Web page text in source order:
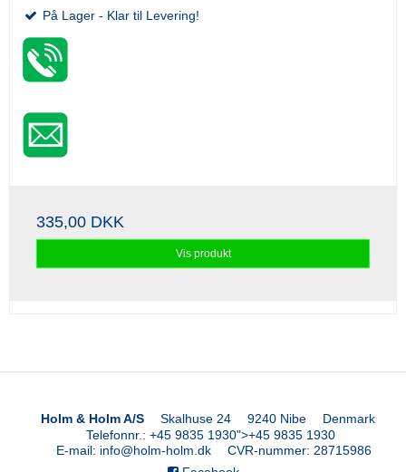
På Lager - Klar til Levering!
335,00 DKK
Vis produkt
Holm & Holm A/S Skalhuse 24 9240 Nibe
Denmark
Telefonnr. : +45 9835 1930">+45 9835 1930
E-mail: info@holm-holm.dk CVR-nummer: 28715986